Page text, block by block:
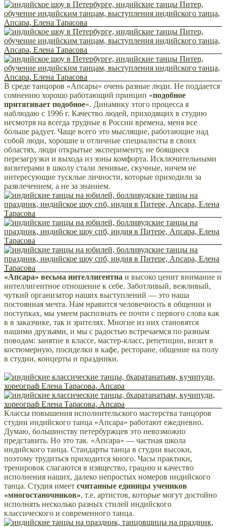
В среде танцоров «Апсары» очень разные люди. Не поддается
сомнению хорошо работающий принцип «подобное
притягивает подобное«. Динамику этого процесса я
наблюдаю с 1996 г. Качество людей, приходящих в студию
несмотря на всегда трудные в России времена, меня все
больше радует. Чаще всего это мыслящие, работающие над
собой люди, хорошие и отличные специалисты в своих
областях, люди открытые эксперименту, не боящиеся
перезагрузки и выхода из зоны комфорта. Исключительными
визитерами в школу стали ленивые, скучные, ничем не
интересующие тусклые личности, которые приходили за
развлечением, а не за знанием.
«Апсара» весьма интеллигентна и высоко ценит внимание и
интеллигентное отношение к себе. Заботливый, вежливый,
чуткий организатор наших выступлений — это наша
постоянная мечта. Нам нравится человечность в общении и
поступках, мы умеем распознать ее почти с первого слова как
в в заказчике, так и зрителях. Многие из них становятся
нашими друзьями, и мы с радостью встречаемся по разным
поводам: занятие в классе, мастер-класс, репетиции, визит в
костюмерную, посиделки в кафе, ресторане, общение на полу
в студии, концерты и праздники.
Классы повышения исполнительского мастерства танцоров
студии индийского танца «Апсара» работают ежедневно.
Думаю, большинству петербуржцев это невозможно
представить. Но это так. «Апсара» — частная школа
индийского танца. Стандарты танца в студии высоки,
поэтому трудиться приходится много. Часы практики,
тренировок слагаются в изящество, грацию и качество
исполнения наших, далеко непростых номеров индийского
танца. Студия имеет считанные единицы учеников
«многостаночников», т.е. артистов, которые могут достойно
исполнять несколько разных стилей индийского
классического и современного танца.